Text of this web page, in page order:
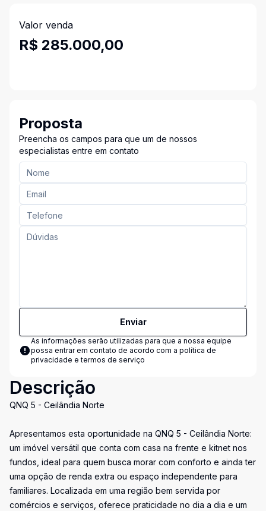
Valor venda
R$ 285.000,00
Proposta
Preencha os campos para que um de nossos
especialistas entre em contato
Enviar
As informações serão utilizadas para que a nossa equipe
possa entrar em contato de acordo com a política de
privacidade e termos de serviço
Descrição
QNQ 5 - Ceilândia Norte
Apresentamos esta oportunidade na QNQ 5 - Ceilândia Norte:
um imóvel versátil que conta com casa na frente e kitnet nos
fundos, ideal para quem busca morar com conforto e ainda ter
uma opção de renda extra ou espaço independente para
familiares. Localizada em uma região bem servida por
comércios e serviços, oferece praticidade no dia a dia e um